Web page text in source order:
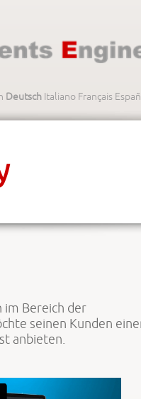
Deutsch Italiano Français
im Bereich der
seinen Kunden
anbieten.